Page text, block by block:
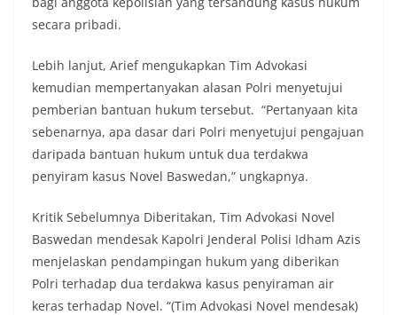
secara pribadi.
Lebih lanjut, Arief mengukapkan Tim Advokasi
kemudian mempertanyakan alasan Polri menyetujui
pemberian bantuan hukum tersebut. “Pertanyaan kita
sebenarnya, apa dasar dari Polri menyetujui pengajuan
daripada bantuan hukum untuk dua terdakwa
penyiram kasus Novel Baswedan,” ungkapnya.
Kritik Sebelumnya Diberitakan, Tim Advokasi Novel
Baswedan mendesak Kapolri Jenderal Polisi Idham Azis
menjelaskan pendampingan hukum yang diberikan
Polri terhadap dua terdakwa kasus penyiraman air
keras terhadap Novel. “(Tim Advokasi Novel mendesak)